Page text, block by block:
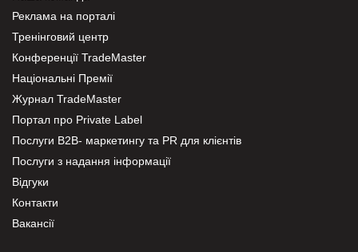
Реклама на порталі
Тренінговий центр
Конференції TradeMaster
Національні Премії
Журнал TradeMaster
Портал про Private Label
Послуги В2В- маркетингу та PR для клієнтів
Послуги з надання інформації
Відгуки
Контакти
Вакансії